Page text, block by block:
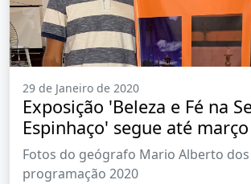
29 de Janeiro de 2020
Exposição 'Beleza e Fé na
Espinhaço' segue até
Ruy Menezes
Fotos do geógrafo Mario Alberto
programação 2020